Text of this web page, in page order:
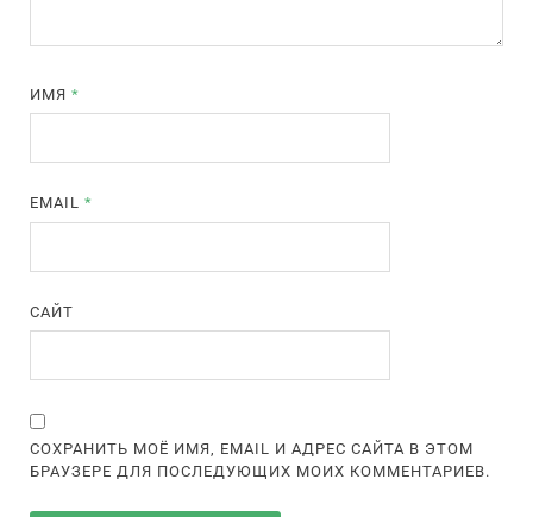
ИМЯ*
EMAIL*
САЙТ
СОХРАНИТЬ МОЁ ИМЯ, EMAIL И АДРЕС САЙТА В ЭТОМ
БРАУЗЕРЕ ДЛЯ ПОСЛЕДУЮЩИХ МОИХ КОММЕНТАРИЕВ.